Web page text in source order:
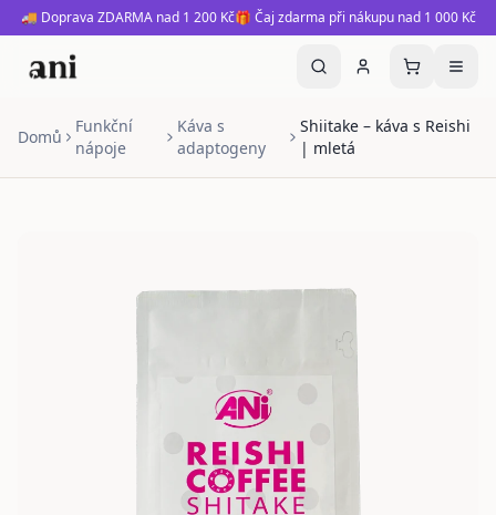
🚚 Doprava ZDARMA nad 1 200 Kč🎁 Čaj zdarma při nákupu nad 1 000 Kč
Domů
Funkční
nápoje
Káva s
adaptogeny
Shiitake – káva s Reishi
| mletá